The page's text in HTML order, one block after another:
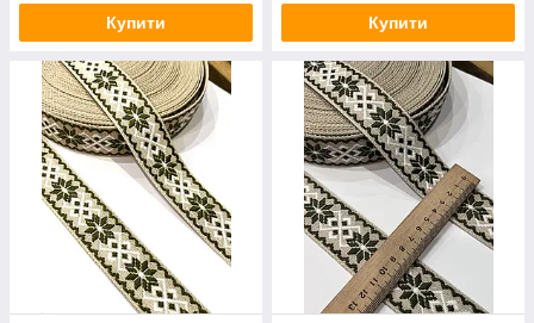
Купити Купити